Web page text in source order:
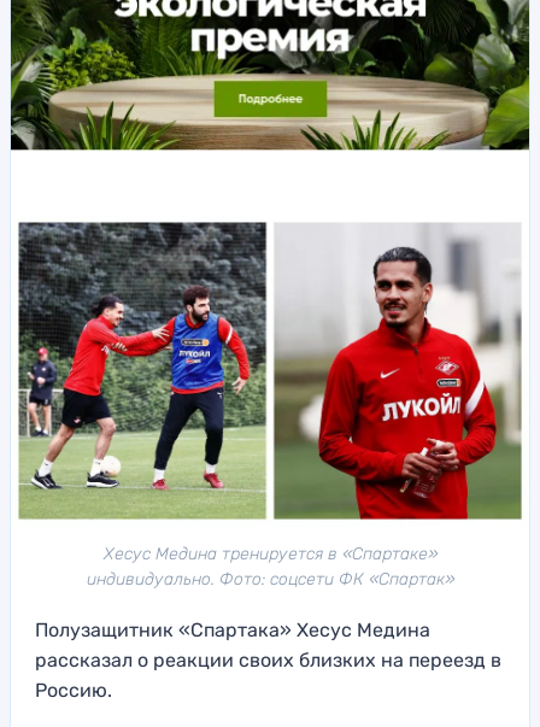
Хесус Медина тренируется в «Спартаке»
индивидуально. Фото: соцсети ФК «Спартак»
Полузащитник «Спартака» Хесус Медина
рассказал о реакции своих близких на переезд в
Россию.